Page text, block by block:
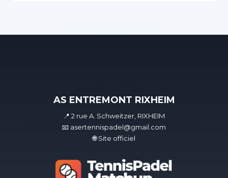
AS ENTREMONT RIXHEIM
📍 2 rue A. Schweitzer, RIXHEIM
📧 asertennispadel@gmail.com
🌐 Site officiel